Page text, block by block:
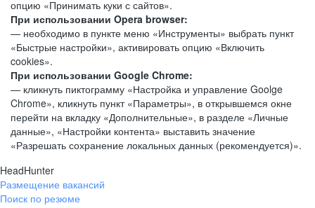
опцию «Принимать куки с сайтов».
При использовании Opera browser:
— необходимо в пункте меню «Инструменты» выбрать пункт
«Быстрые настройки», активировать опцию «Включить
cookies».
При использовании Google Chrome:
— кликнуть пиктограмму «Настройка и управление Goolge
Chrome», кликнуть пункт «Параметры», в открывшемся окне
перейти на вкладку «Дополнительные», в разделе «Личные
данные», «Настройки контента» выставить значение
«Разрешать сохранение локальных данных (рекомендуется)».
HeadHunter
Размещение вакансий
Поиск по резюме